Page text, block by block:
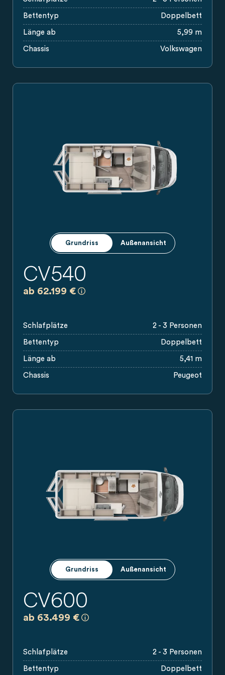
Bettentyp Doppelbett
Länge ab 5,99 m
Chassis Volkswagen
Grundriss Außenansicht
CV540
ab 62.199 €
Schlafplätze 2 - 3 Personen
Bettentyp Doppelbett
Länge ab 5,41 m
Chassis Peugeot
Grundriss Außenansicht
CV600
ab 63.499 €
Schlafplätze 2 - 3 Personen
Bettentyp Doppelbett